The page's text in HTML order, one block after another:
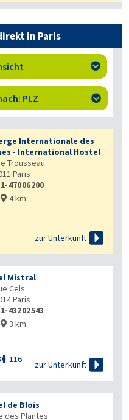
in Paris

PLZ 
Internationale des
- International Hostel
Trousseau
Paris
47006200
 4 km
zur Unterkunft 
Mistral
Cels
Paris
43202543
 3 km
 116 zur Unterkunft 
de Blois
des Plantes